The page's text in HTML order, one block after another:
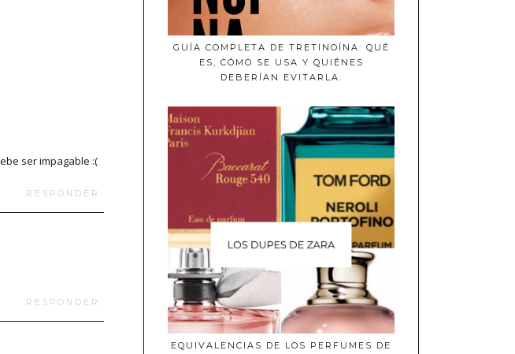
ser impagable :(
RESPONDER
RESPONDER
GUÍA COMPLETA DE TRETINOÍNA: QUÉ
ES, CÓMO SE USA Y QUIÉNES
DEBERÍAN EVITARLA.
EQUIVALENCIAS DE LOS PERFUMES DE